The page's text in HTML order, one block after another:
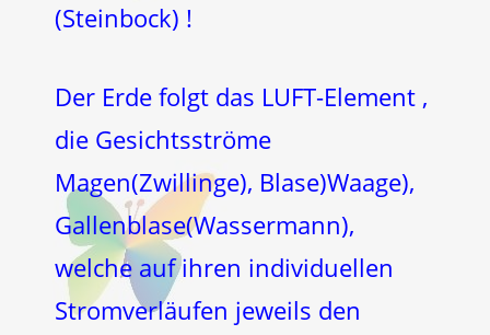
(Steinbock) !
Der Erde folgt das LUFT-Element ,
die Gesichtsströme
Magen(Zwillinge), Blase)Waage),
Gallenblase(Wassermann),
welche auf ihren individuellen
Stromverläufen jeweils den